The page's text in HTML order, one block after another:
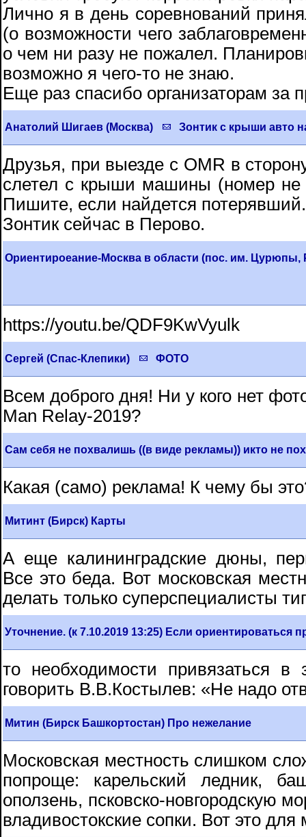
Лично я в день соревнований
(о возможности чего
о чем ни разу не пожалел.
возможно я чего-то не знаю.
Еще раз спасибо организаторам за
Анатолий Шигаев (Москва) Зонтик с крыши авто
Друзья, при выезде с OMR в
слетел с крыши машины (номер не
Пишите, если найдется
Зонтик сейчас в Перово.
Ориентироеание-Москва в области (пос. им.
https://youtu.be/QDF9KwVyulk
Сергей (Спас-Клепики) ФОТО
Всем доброго дня! Ни у кого нет
Man Relay-2019?
Сам себя не похвалишь ((в виде рекламы)) икто не
Какая (само) реклама! К чему бы
Митинт (Бирск) Карты
А еще калининградские дюны,
Все это беда. Вот московская
делать только суперспециалисты
Уточнение. (к 7.10.2019 13:25) Если ориентироваться
то необходимости привязаться в
говорить В.В.Костылев: «Не надо
Митин (Бирск Башкортостан) Про нежелание
Московская местность слишком
попроще: карельский ледник,
оползень, псковско-новгородскую
владивостокские сопки. Вот это для